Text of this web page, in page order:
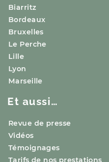
Biarritz
Bordeaux
Bruxelles
Le Perche
Lille
Lyon
Marseille
Et aussi…
Revue de presse
Vidéos
Témoignages
Tarifs de nos prestations